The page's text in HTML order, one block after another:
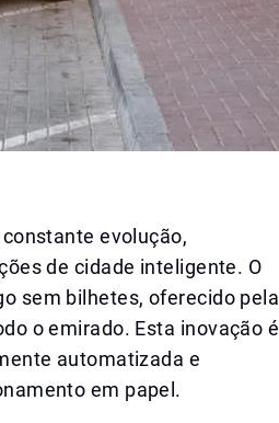
evolução,
de cidade inteligente. O
sem bilhetes, oferecido pela
o emirado. Esta inovação é
automatizada e
em papel.